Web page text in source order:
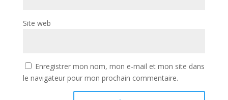
Site web
Enregistrer mon nom, mon e-mail et mon site dans
le navigateur pour mon prochain commentaire.